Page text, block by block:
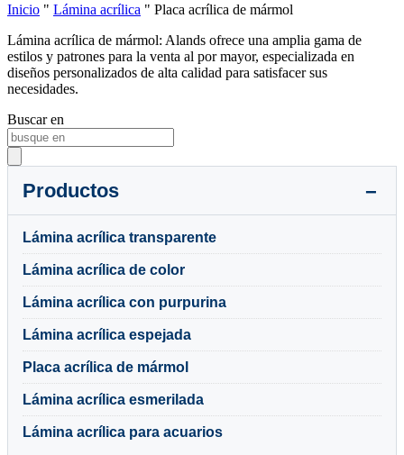
Inicio " Lámina acrílica " Placa acrílica de mármol
Lámina acrílica de mármol: Alands ofrece una amplia gama de
estilos y patrones para la venta al por mayor, especializada en
diseños personalizados de alta calidad para satisfacer sus
necesidades.
Buscar en
Productos
Lámina acrílica transparente
Lámina acrílica de color
Lámina acrílica con purpurina
Lámina acrílica espejada
Placa acrílica de mármol
Lámina acrílica esmerilada
Lámina acrílica para acuarios